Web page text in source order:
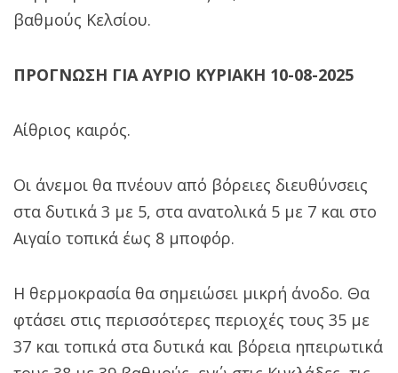
βαθμούς Κελσίου.
ΠΡΟΓΝΩΣΗ ΓΙΑ ΑΥΡΙΟ ΚΥΡΙΑΚΗ 10-08-2025
Αίθριος καιρός.
Οι άνεμοι θα πνέουν από βόρειες διευθύνσεις
στα δυτικά 3 με 5, στα ανατολικά 5 με 7 και στο
Αιγαίο τοπικά έως 8 μποφόρ.
Η θερμοκρασία θα σημειώσει μικρή άνοδο. Θα
φτάσει στις περισσότερες περιοχές τους 35 με
37 και τοπικά στα δυτικά και βόρεια ηπειρωτικά